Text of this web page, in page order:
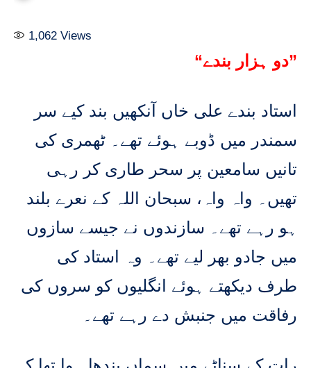
1,062 Views
“دو ہزار بندے”
استاد بندے علی خاں آنکھیں بند کیے سر
سمندر میں ڈوبے ہوئے تھے۔ ٹھمری کی
تانیں سامعین پر سحر طاری کر رہی
تھیں۔ واہ واہ، سبحان اللہ کے نعرے بلند
ہو رہے تھے۔ سازندوں نے جیسے سازوں
میں جادو بھر لیے تھے۔ وہ استاد کی
طرف دیکھتے ہوئے انگلیوں کو سروں کی
رفاقت میں جنبش دے رہے تھے۔